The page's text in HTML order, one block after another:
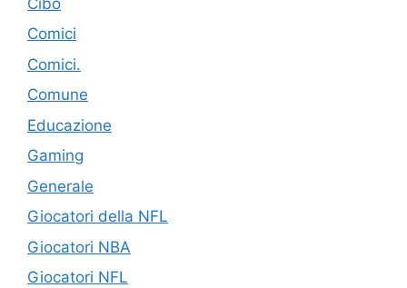
Comici
Comici.
Comune
Educazione
Gaming
Generale
Giocatori della NFL
Giocatori NBA
Giocatori NFL